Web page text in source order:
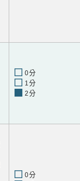
0分
1分
2分
0分